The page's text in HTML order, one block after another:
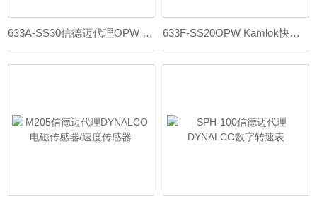
633A-SS30信德迈代理OPW Kamlok 快速接头 633F-SS20OPW Kamlok快速接头